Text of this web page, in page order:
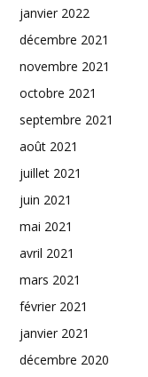
janvier 2022
décembre 2021
novembre 2021
octobre 2021
septembre 2021
août 2021
juillet 2021
juin 2021
mai 2021
avril 2021
mars 2021
février 2021
janvier 2021
décembre 2020